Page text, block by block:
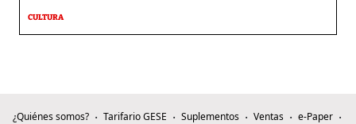
CULTURA
¿Quiénes somos? Tarifario GESE Suplementos Ventas
e-Paper